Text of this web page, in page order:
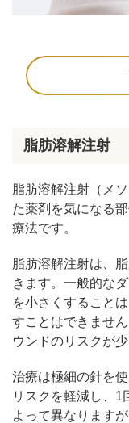
脂肪溶解注射
脂肪溶解注射（メ
た薬剤を気になる
療法です。
脂肪溶解注射は、
きます。一般的な
を小さくすること
すことはできませ
ウンドのリスクが
治療は極細の針を
リスクを軽減し、1
よって異なります